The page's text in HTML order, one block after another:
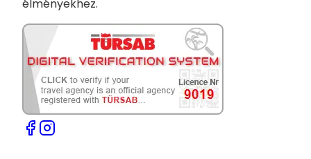
élményekhez.